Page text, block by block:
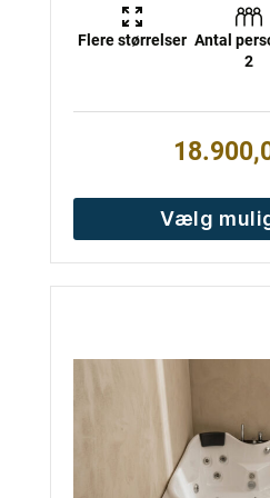
Flere størrelser Antal
2
Vælg
Mulighederne